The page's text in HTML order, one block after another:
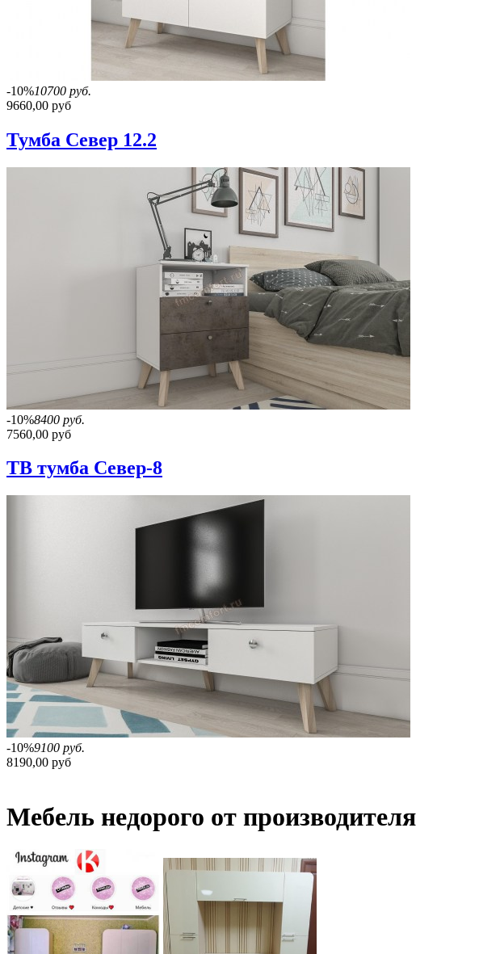
-10%10700 руб.
9660,00 руб
Тумба Север 12.2
-10%8400 руб.
7560,00 руб
ТВ тумба Север-8
-10%9100 руб.
8190,00 руб
Мебель недорого от производителя